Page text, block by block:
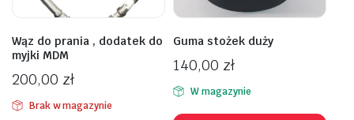
Wąz do prania , dodatek do
myjki MDM
200,00 zł
Brak w magazynie
Guma stożek duży
140,00 zł
W magazynie